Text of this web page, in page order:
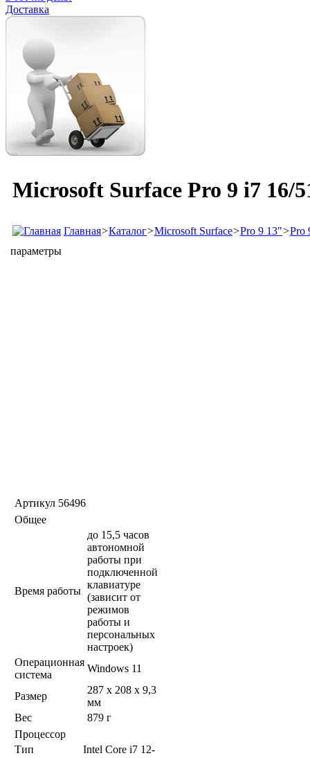
Доставка
Microsoft Surface Pro 9 i7 16/
Главная>Каталог>Microsoft Surface>Pro 9 13">Pro
параметры
Артикул 56496
Общее
Время работы
до 15,5 часов
автономной
работы при
подключенной
клавиатуре
(зависит от
режимов
работы и
персональных
настроек)
Операционная
система
Windows 11
Размер
287 x 208 x 9,3
мм
Вес
879 г
Процессор
Тип
Intel Core i7 12-